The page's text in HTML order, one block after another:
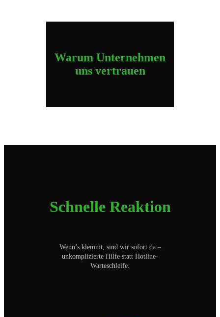
Warum Unternehmen
uns vertrauen
Schnelle Reaktion
Wenn’s klemmt, sind wir sofort da –
unkomplizierte Hilfe statt Hotline-
Warteschleife.